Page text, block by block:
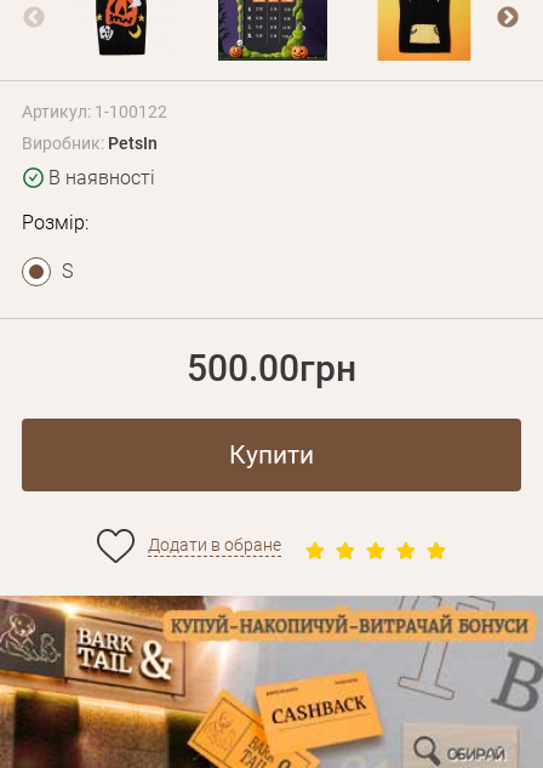
Артикул: 1-100122
Виробник: PetsIn
В наявності
Розмір:
S
500.00грн
Купити
Додати в обране